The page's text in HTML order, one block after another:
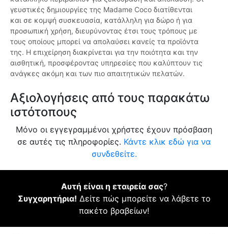
γευστικές δημιουργίες της Madame Coco διατίθενται
και σε κομψή συσκευασία, κατάλληλη για δώρο ή για
προσωπική χρήση, διευρύνοντας έτσι τους τρόπους με
τους οποίους μπορεί να απολαύσει κανείς τα προϊόντα
της. Η επιχείρηση διακρίνεται για την ποιότητα και την
αισθητική, προσφέροντας υπηρεσίες που καλύπτουν τις
ανάγκες ακόμη και των πιο απαιτητικών πελατών.
Αξιολογήσεις από τους παρακάτω
ιστότοπους
Μόνο οι εγγεγραμμένοι χρήστες έχουν πρόσβαση
σε αυτές τις πληροφορίες. Κάντε κλικ εδώ για να
συνδεθείτε.
Αυτή είναι η εταιρεία σας?
Συγχαρητήρια! Δείτε πώς μπορείτε να λάβετε το
πακέτο βραβείων!